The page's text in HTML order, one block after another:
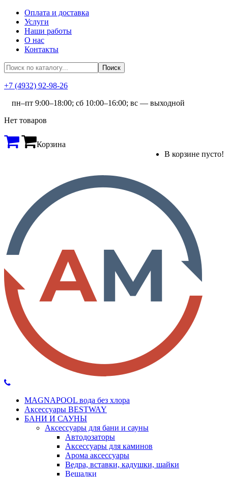
Оплата и доставка
Услуги
Наши работы
О нас
Контакты
+7 (4932) 92-98-26
пн–пт 9:00–18:00; сб 10:00–16:00; вс — выходной
Нет товаров
Корзина
В корзине пусто!
MAGNAPOOL вода без хлора
Аксессуары BESTWAY
БАНИ И САУНЫ
Аксессуары для бани и сауны
Автодозаторы
Аксессуары для каминов
Арома аксессуары
Ведра, вставки, кадушки, шайки
Вешалки